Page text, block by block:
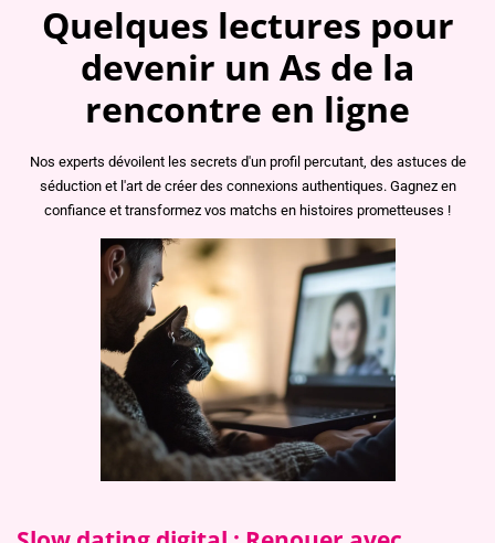
Quelques lectures pour
devenir un As de la
rencontre en ligne
Nos experts dévoilent les secrets d'un profil percutant, des astuces de
séduction et l'art de créer des connexions authentiques. Gagnez en
confiance et transformez vos matchs en histoires prometteuses !